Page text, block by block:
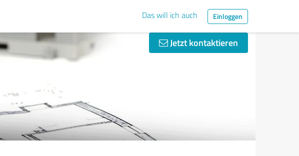
Das will ich auch Einloggen
Jetzt kontaktieren